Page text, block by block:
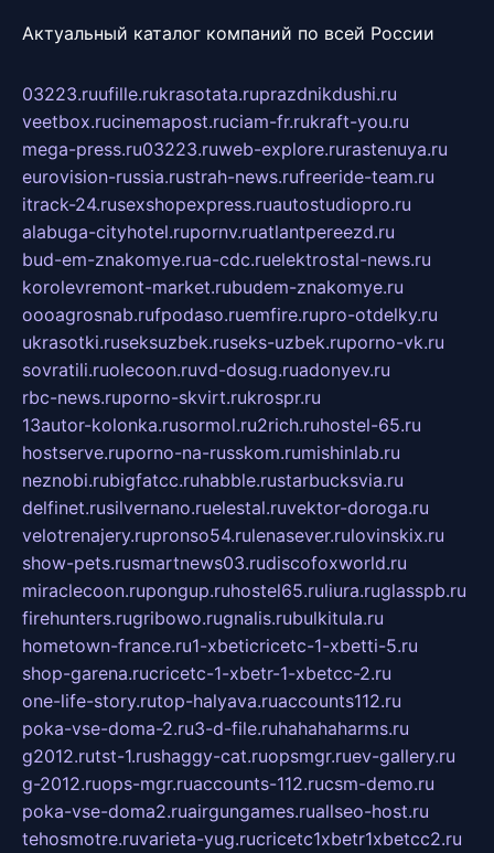
Актуальный каталог компаний по всей России
03223.ruufille.rukrasotata.ruprazdnikdushi.ru
veetbox.rucinemapost.ruciam-fr.rukraft-you.ru
mega-press.ru03223.ruweb-explore.rurastenuya.ru
eurovision-russia.rustrah-news.rufreeride-team.ru
itrack-24.rusexshopexpress.ruautostudiopro.ru
alabuga-cityhotel.rupornv.ruatlantpereezd.ru
bud-em-znakomye.rua-cdc.ruelektrostal-news.ru
korolevremont-market.rubudem-znakomye.ru
oooagrosnab.rufpodaso.ruemfire.rupro-otdelky.ru
ukrasotki.ruseksuzbek.ruseks-uzbek.ruporno-vk.ru
sovratili.ruolecoon.ruvd-dosug.ruadonyev.ru
rbc-news.ruporno-skvirt.rukrospr.ru
13autor-kolonka.rusormol.ru2rich.ruhostel-65.ru
hostserve.ruporno-na-russkom.rumishinlab.ru
neznobi.rubigfatcc.ruhabble.rustarbucksvia.ru
delfinet.rusilvernano.ruelestal.ruvektor-doroga.ru
velotrenajery.rupronso54.rulenasever.rulovinskix.ru
show-pets.rusmartnews03.rudiscofoxworld.ru
miraclecoon.rupongup.ruhostel65.ruliura.ruglasspb.ru
firehunters.rugribowo.rugnalis.rubulkitula.ru
hometown-france.ru1-xbeticricetc-1-xbetti-5.ru
shop-garena.rucricetc-1-xbetr-1-xbetcc-2.ru
one-life-story.rutop-halyava.ruaccounts112.ru
poka-vse-doma-2.ru3-d-file.ruhahahaharms.ru
g2012.rutst-1.rushaggy-cat.ruopsmgr.ruev-gallery.ru
g-2012.ruops-mgr.ruaccounts-112.rucsm-demo.ru
poka-vse-doma2.ruairgungames.ruallseo-host.ru
tehosmotre.ruvarieta-yug.rucricetc1xbetr1xbetcc2.ru